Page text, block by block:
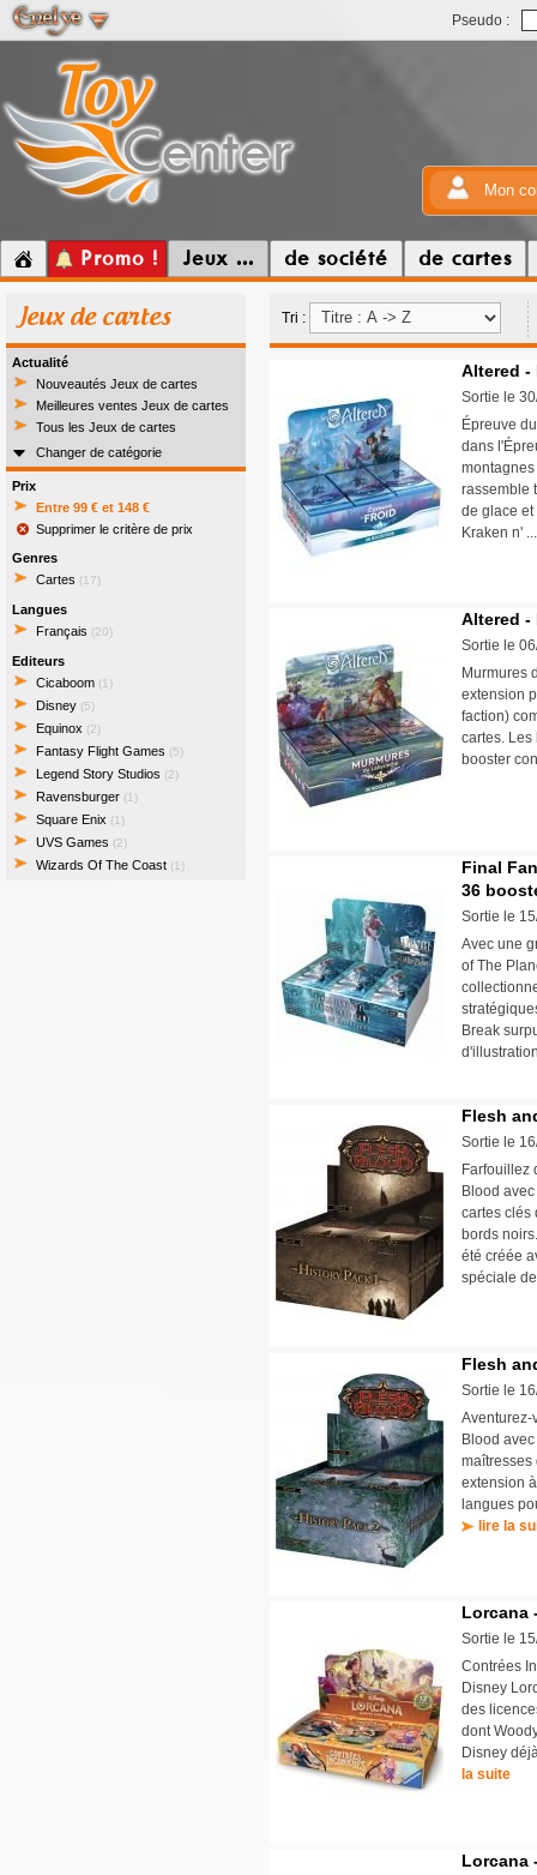
Pseudo :
Mon
Promo ! Jeux ... de société de cartes
Jeux de cartes
Actualité
Nouveautés Jeux de cartes
Meilleures ventes Jeux de cartes
Tous les Jeux de cartes
Changer de catégorie
Prix
Entre 99 € et 148 €
Supprimer le critère de prix
Genres
Cartes (17)
Langues
Français (20)
Editeurs
Cicaboom (1)
Disney (5)
Equinox (2)
Fantasy Flight Games (5)
Legend Story Studios (2)
Ravensburger (1)
Square Enix (1)
UVS Games (2)
Wizards Of The Coast (1)
Tri :
Altered -
Sortie le
Épreuve
dans
rassemble
de glace et
Kraken n'
Altered -
Sortie le
Murmures
extension
faction)
cartes. Les
booster
Final
36
Sortie le
Avec une
of The
Break
Flesh
Sortie le
Farfouillez
Blood
cartes clés
bords
été créée
spéciale
Flesh
Sortie le
Aventurez-
Blood
maîtresses
extension
langues
lire la
Lorcana
Sortie le
Contrées
Disney
des
dont
Disney
la suite
Lorcana